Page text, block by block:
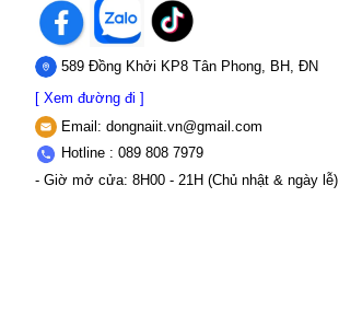
589 Đồng Khởi KP8 Tân Phong, BH, ĐN
[ Xem đường đi ]
Email: dongnaiit.vn@gmail.com
Hotline : 089 808 7979
- Giờ mở cửa: 8H00 - 21H (Chủ nhật & ngày lễ)